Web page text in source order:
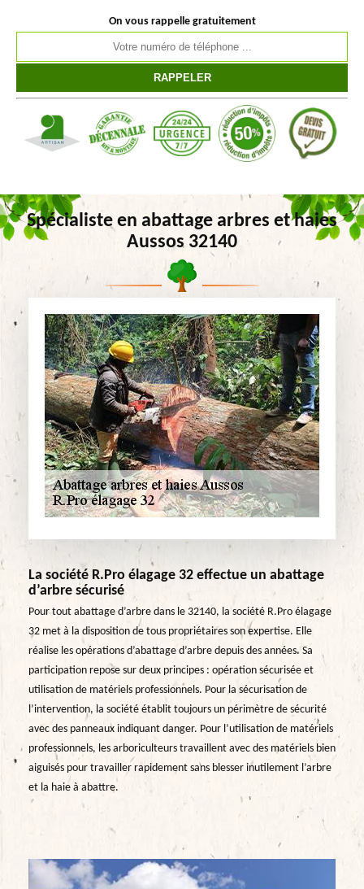
On vous rappelle gratuitement
Spécialiste en abattage arbres et haies
Aussos 32140
La société R.Pro élagage 32 effectue un abattage
d’arbre sécurisé
Pour tout abattage d’arbre dans le 32140, la société R.Pro élagage
32 met à la disposition de tous propriétaires son expertise. Elle
réalise les opérations d’abattage d’arbre depuis des années. Sa
participation repose sur deux principes : opération sécurisée et
utilisation de matériels professionnels. Pour la sécurisation de
l’intervention, la société établit toujours un périmètre de sécurité
avec des panneaux indiquant danger. Pour l’utilisation de matériels
professionnels, les arboriculteurs travaillent avec des matériels bien
aiguisés pour travailler rapidement sans blesser inutilement l’arbre
et la haie à abattre.